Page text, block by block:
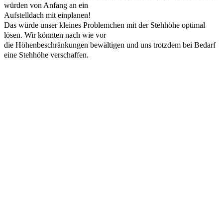
würden von Anfang an ein
Aufstelldach mit einplanen!
Das würde unser kleines Problemchen mit der Stehhöhe optimal
lösen. Wir könnten nach wie vor
die Höhenbeschränkungen bewältigen und uns trotzdem bei Bedarf
eine Stehhöhe verschaffen.